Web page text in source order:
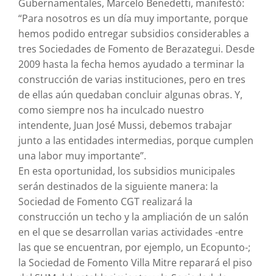
Gubernamentales, Marcelo Benedetti, manifestó:
“Para nosotros es un día muy importante, porque
hemos podido entregar subsidios considerables a
tres Sociedades de Fomento de Berazategui. Desde
2009 hasta la fecha hemos ayudado a terminar la
construcción de varias instituciones, pero en tres
de ellas aún quedaban concluir algunas obras. Y,
como siempre nos ha inculcado nuestro
intendente, Juan José Mussi, debemos trabajar
junto a las entidades intermedias, porque cumplen
una labor muy importante”.
En esta oportunidad, los subsidios municipales
serán destinados de la siguiente manera: la
Sociedad de Fomento CGT realizará la
construcción un techo y la ampliación de un salón
en el que se desarrollan varias actividades -entre
las que se encuentran, por ejemplo, un Ecopunto-;
la Sociedad de Fomento Villa Mitre reparará el piso